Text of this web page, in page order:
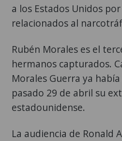
a los Estados Unidos
relacionados al
Rubén Morales es el
hermanos capturados.
Morales Guerra ya
pasado 29 de abril su
estadounidense.
La audiencia de Ronald